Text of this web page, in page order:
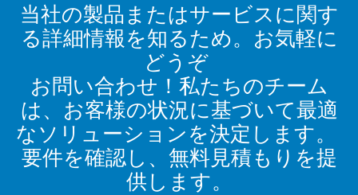
当社の製品またはサービスに関す
る詳細情報を知るため。お気軽に
どうぞ
お問い合わせ！私たちのチーム
は、お客様の状況に基づいて最適
なソリューションを決定します。
要件を確認し、無料見積もりを提
供します。